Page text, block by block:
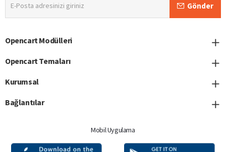
Posta
adresinizi
Gönder
Opencart Modülleri
Opencart Temaları
Kurumsal
Bağlantılar
Mobil Uygulama